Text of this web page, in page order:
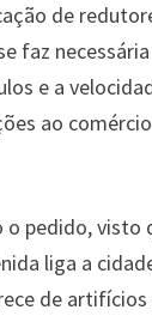
de
faz
e a
ao
pedido, visto
liga a
de artifícios